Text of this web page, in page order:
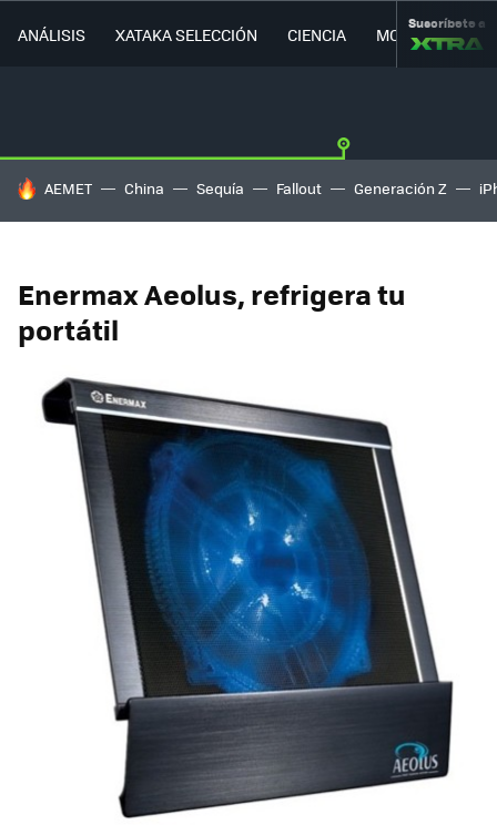
ANÁLISIS XATAKA SELECCIÓN CIENCIA MOVILIDAD
Suscríbete a
HOY SE HABLA DE
AEMET China Sequía Fallout Generación Z
Enermax Aeolus, refrigera tu
portátil